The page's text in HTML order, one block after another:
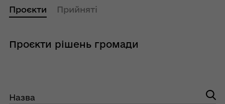
Проєкти Прийняті
Проєкти рішень громади
Назва